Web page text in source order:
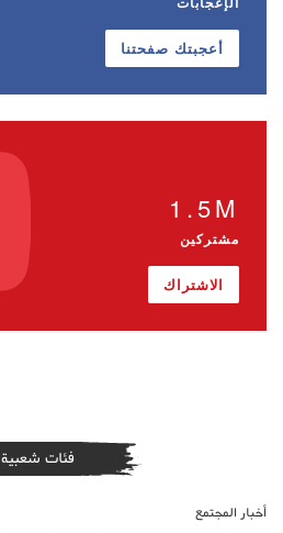
أعجبتك صفحتنا
1.5M
مشتركين
الاشتراك
فئات شعبية
أخبار المجتمع